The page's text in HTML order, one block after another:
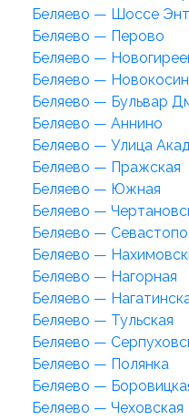
Беляево — Шоссе
Беляево — Перово
Беляево —
Беляево —
Беляево — Бульвар
Беляево — Аннино
Беляево — Улица
Беляево — Пражская
Беляево — Южная
Беляево —
Беляево —
Беляево —
Беляево — Нагорная
Беляево —
Беляево — Тульская
Беляево —
Беляево — Полянка
Беляево —
Беляево — Чеховская